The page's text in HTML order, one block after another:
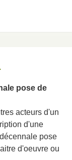
pose de
acteurs d'un
d'une
pose
d'oeuvre ou